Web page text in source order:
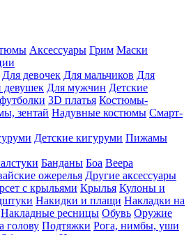
Аксессуары Грим Маски
Для девочек Для мальчиков Для
Для мужчин Детские
3D платья Костюмы-
зентай Надувные костюмы Смарт-
Детские кигуруми Пижамы
Банданы Боа Веера
ожерелья Другие аксессуары
с крыльями Крылья Кулоны и
Накидки и плащи Накладки на
Накладные ресницы Обувь Оружие
голову Подтяжки Рога, нимбы, уши